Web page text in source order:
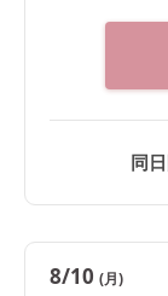
同
8/10 (月)